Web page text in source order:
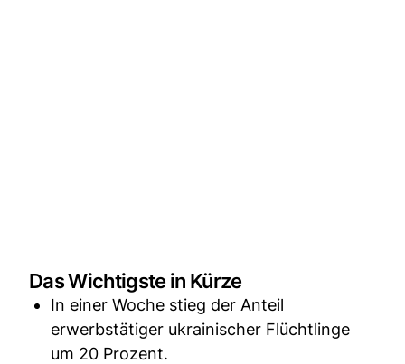
Das Wichtigste in Kürze
In einer Woche stieg der Anteil
erwerbstätiger ukrainischer Flüchtlinge
um 20 Prozent.